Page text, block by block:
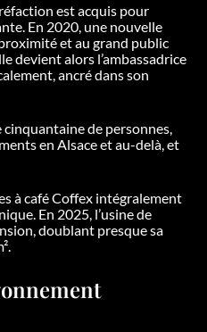
est acquis pour
En 2020, une nouvelle
et au grand public
devient alors l’ambassadrice
ancré dans son
de personnes,
en Alsace et au-delà, et
à café Coffex intégralement
En 2025, l’usine de
doublant presque sa